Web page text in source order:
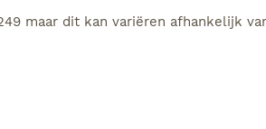
maar dit kan variëren afhankelijk